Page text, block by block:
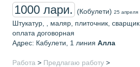
1000 лари. (Кобулети) 25 апреля
Штукатур, , маляр, плиточник, сварщик,
оплата договорная
Адрес: Кабулети, 1 линия Алла
Работа > Предлагаю работу >